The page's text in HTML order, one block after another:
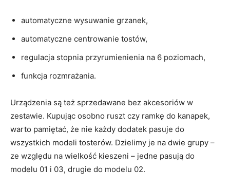
automatyczne wysuwanie grzanek,
automatyczne centrowanie tostów,
regulacja stopnia przyrumienienia na 6 poziomach,
funkcja rozmrażania.
Urządzenia są też sprzedawane bez akcesoriów w
zestawie. Kupując osobno ruszt czy ramkę do kanapek,
warto pamiętać, że nie każdy dodatek pasuje do
wszystkich modeli tosterów. Dzielimy je na dwie grupy –
ze względu na wielkość kieszeni – jedne pasują do
modelu 01 i 03, drugie do modelu 02.